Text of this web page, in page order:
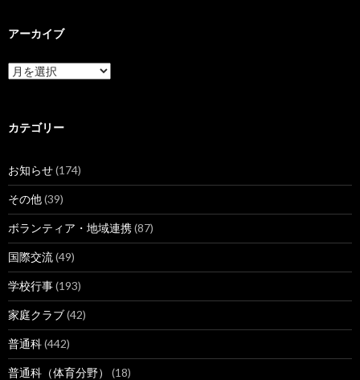
アーカイブ
ア
ー
ブ
カテゴリー
お知らせ(174)
その他(39)
ボランティア・地域連携(87)
国際交流(49)
学校行事(193)
家庭クラブ(42)
普通科(442)
普通科（体育分野） (18)